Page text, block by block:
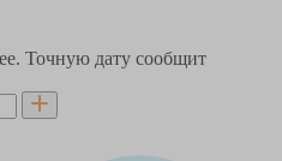
Точную дату сообщит